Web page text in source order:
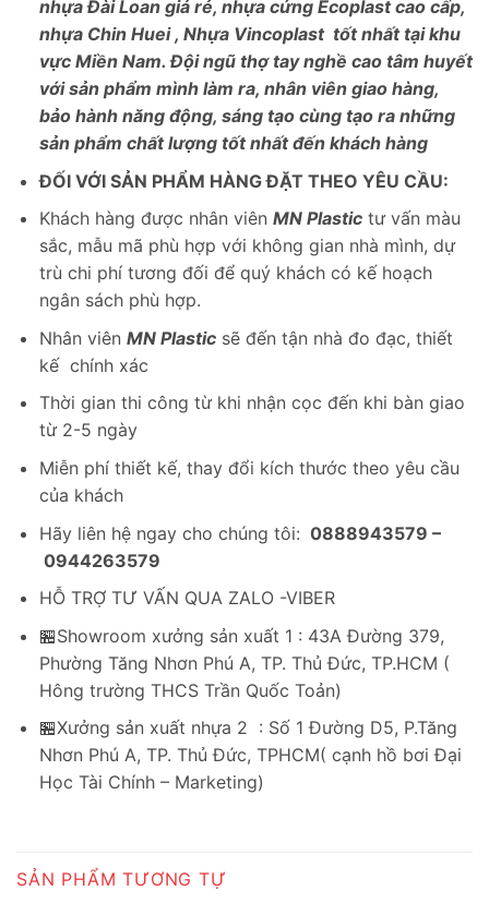
nhựa Đài Loan giá rẻ, nhựa cứng Ecoplast cao cấp,
nhựa Chin Huei , Nhựa Vincoplast tốt nhất tại khu
vực Miền Nam. Đội ngũ thợ tay nghề cao tâm huyết
với sản phẩm mình làm ra, nhân viên giao hàng,
bảo hành năng động, sáng tạo cùng tạo ra những
sản phẩm chất lượng tốt nhất đến khách hàng
ĐỐI VỚI SẢN PHẨM HÀNG ĐẶT THEO YÊU CẦU:
Khách hàng được nhân viên MN Plastictư vấn màu
sắc, mẫu mã phù hợp với không gian nhà mình, dự
trù chi phí tương đối để quý khách có kế hoạch
ngân sách phù hợp.
Nhân viên MN Plasticsẽ đến tận nhà đo đạc, thiết
kế chính xác
Thời gian thi công từ khi nhận cọc đến khi bàn giao
từ 2-5 ngày
Miễn phí thiết kế, thay đổi kích thước theo yêu cầu
của khách
Hãy liên hệ ngay cho chúng tôi: 0888943579 –
0944263579
HỖ TRỢ TƯ VẤN QUA ZALO -VIBER
🏪Showroom xưởng sản xuất 1 : 43A Đường 379,
Phường Tăng Nhơn Phú A, TP. Thủ Đức, TP.HCM (
Hông trường THCS Trần Quốc Toản)
🏪Xưởng sản xuất nhựa 2 : Số 1 Đường D5, P.Tăng
Nhơn Phú A, TP. Thủ Đức, TPHCM( cạnh hồ bơi Đại
Học Tài Chính – Marketing)
SẢN PHẨM TƯƠNG TỰ